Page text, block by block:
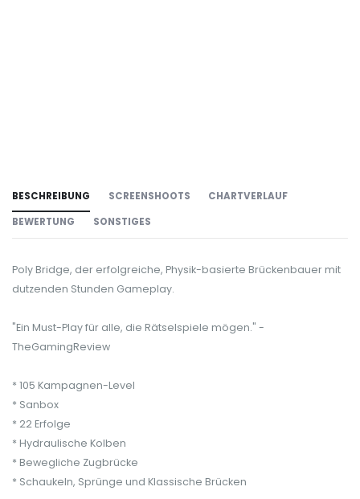
BESCHREIBUNG SCREENSHOOTS CHARTVERLAUF
BEWERTUNG SONSTIGES
Poly Bridge, der erfolgreiche, Physik-basierte Brückenbauer mit
dutzenden Stunden Gameplay.
"Ein Must-Play für alle, die Rätselspiele mögen." -
TheGamingReview
* 105 Kampagnen-Level
* Sanbox
* 22 Erfolge
* Hydraulische Kolben
* Bewegliche Zugbrücke
* Schaukeln, Sprünge und Klassische Brücken